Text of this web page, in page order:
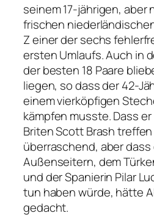
seinem 17-jährigen, aber
frischen
Z einer der sechs
ersten Umlaufs. Auch in
der besten 18 Paare
liegen, so dass der 42-
einem vierköpfigen
kämpfen musste. Dass
Briten Scott Brash
überraschend, aber dass
Außenseitern, dem
und der Spanierin Pilar
tun haben würde, hätte
gedacht.